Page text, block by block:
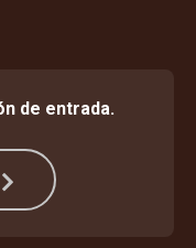
de entrada.